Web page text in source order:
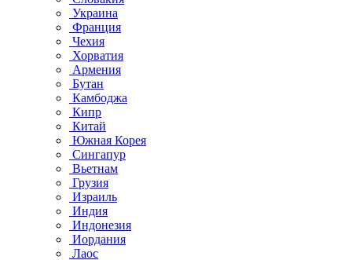
Украина
Франция
Чехия
Хорватия
Армения
Бутан
Камбоджа
Кипр
Китай
Южная Корея
Сингапур
Вьетнам
Грузия
Израиль
Индия
Индонезия
Иордания
Лаос